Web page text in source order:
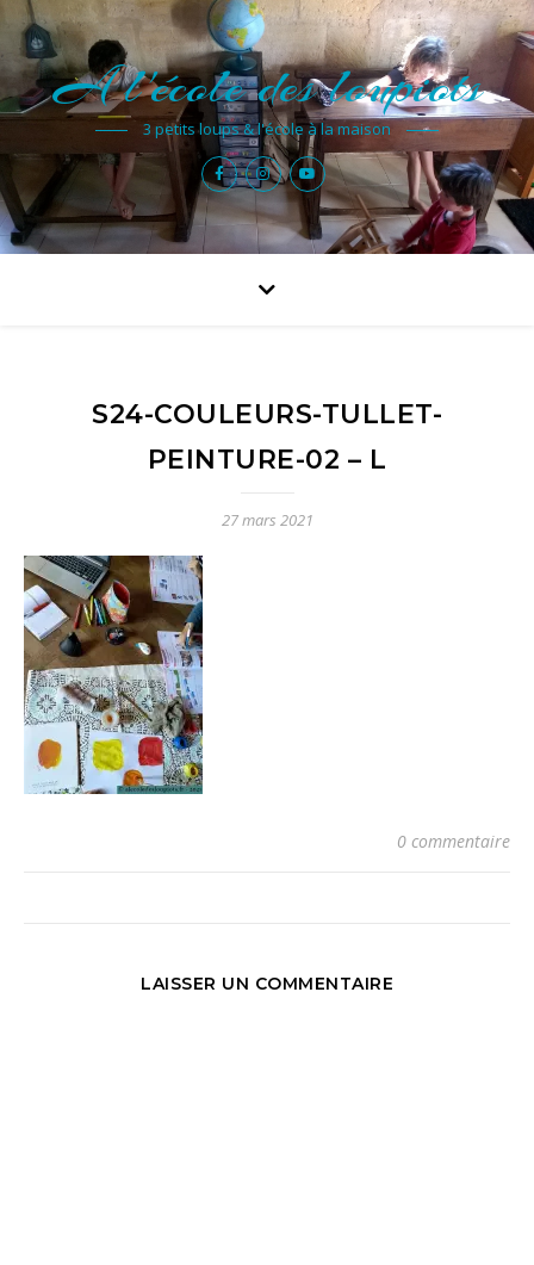
A l'école des loupiots
3 petits loups & l'école à la maison
S24-COULEURS-TULLET-
PEINTURE-02 – L
27 mars 2021
0 commentaire
LAISSER UN COMMENTAIRE